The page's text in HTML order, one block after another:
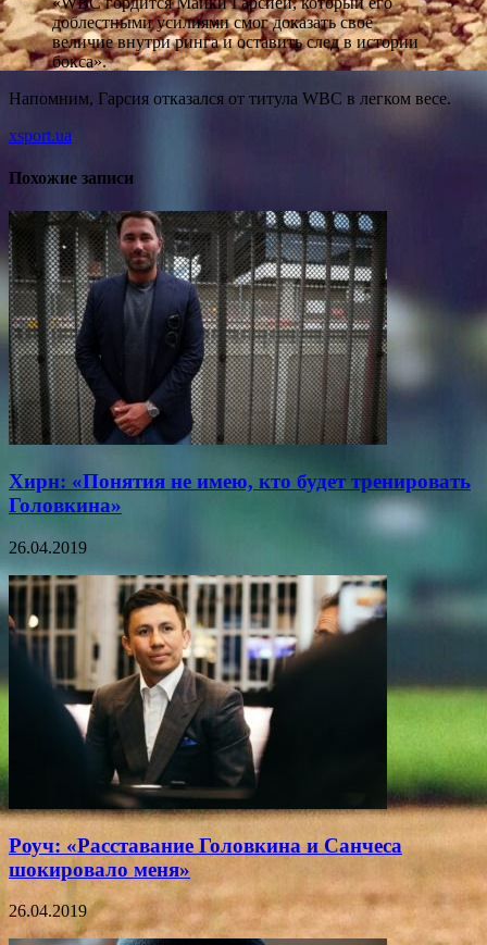
доблестными усилиями смог доказать свое
величие внутри ринга и оставить след в истории
бокса».
Напомним, Гарсия отказался от титула WBC в легком весе.
xsport.ua
Похожие записи
Хирн: «Понятия не имею, кто будет тренировать
Головкина»
26.04.2019
Роуч: «Расставание Головкина и Санчеса
шокировало меня»
26.04.2019